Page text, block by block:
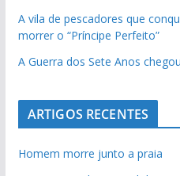
A vila de pescadores que
morrer o “Príncipe Perfeito”
A Guerra dos Sete Anos
ARTIGOS RECENTES
Homem morre junto a praia